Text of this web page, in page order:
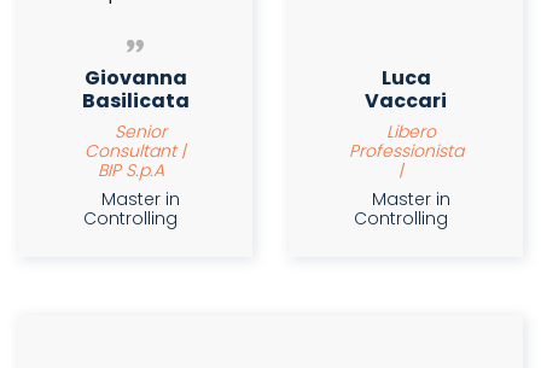
Giovanna
Basilicata
Senior
Consultant |
BIP S.p.A
Master in
Controlling
Luca
Vaccari
Libero
Professionista
|
Master in
Controlling